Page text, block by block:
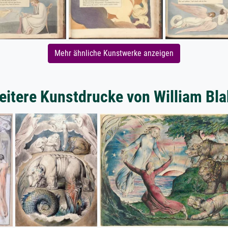
Mehr ähnliche Kunstwerke anzeigen
Kunstdrucke von William